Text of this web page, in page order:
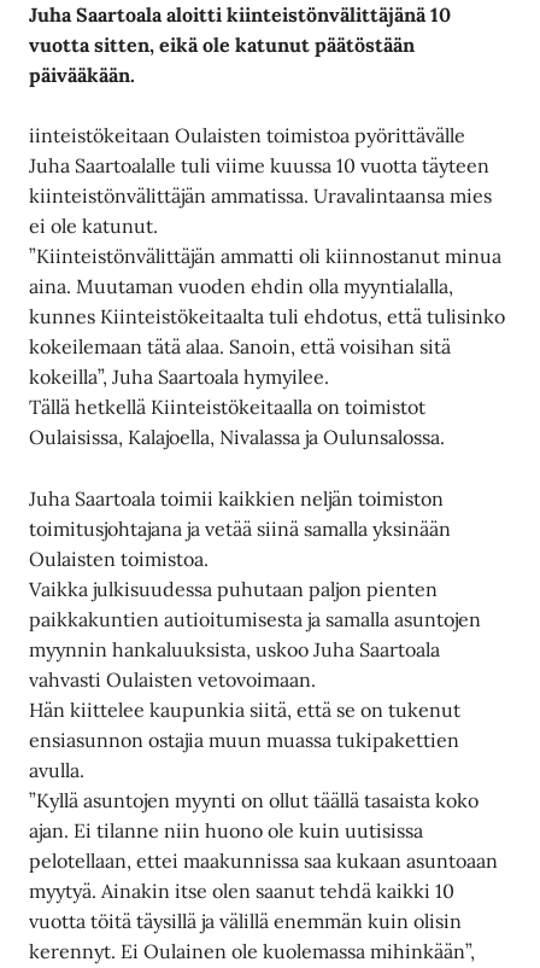
Juha Saartoala aloitti kiinteistönvälittäjänä 10
vuotta sitten, eikä ole katunut päätöstään
päivääkään.
iinteistökeitaan Oulaisten toimistoa pyörittävälle
Juha Saartoalalle tuli viime kuussa 10 vuotta täyteen
kiinteistönvälittäjän ammatissa. Uravalintaansa mies
ei ole katunut.
”Kiinteistönvälittäjän ammatti oli kiinnostanut minua
aina. Muutaman vuoden ehdin olla myyntialalla,
kunnes Kiinteistökeitaalta tuli ehdotus, että tulisinko
kokeilemaan tätä alaa. Sanoin, että voisihan sitä
kokeilla”, Juha Saartoala hymyilee.
Tällä hetkellä Kiinteistökeitaalla on toimistot
Oulaisissa, Kalajoella, Nivalassa ja Oulunsalossa.
Juha Saartoala toimii kaikkien neljän toimiston
toimitusjohtajana ja vetää siinä samalla yksinään
Oulaisten toimistoa.
Vaikka julkisuudessa puhutaan paljon pienten
paikkakuntien autioitumisesta ja samalla asuntojen
myynnin hankaluuksista, uskoo Juha Saartoala
vahvasti Oulaisten vetovoimaan.
Hän kiittelee kaupunkia siitä, että se on tukenut
ensiasunnon ostajia muun muassa tukipakettien
avulla.
”Kyllä asuntojen myynti on ollut täällä tasaista koko
ajan. Ei tilanne niin huono ole kuin uutisissa
pelotellaan, ettei maakunnissa saa kukaan asuntoaan
myytyä. Ainakin itse olen saanut tehdä kaikki 10
vuotta töitä täysillä ja välillä enemmän kuin olisin
kerennyt. Ei Oulainen ole kuolemassa mihinkään”,